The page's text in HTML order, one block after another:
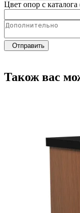
Цвет опор с
Отправить
Також вас